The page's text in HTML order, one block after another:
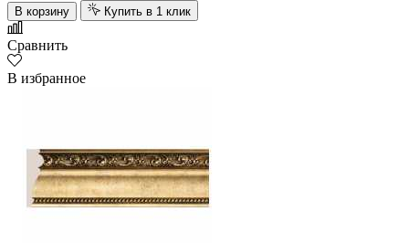
В корзину Купить в 1 клик
Сравнить
В избранное